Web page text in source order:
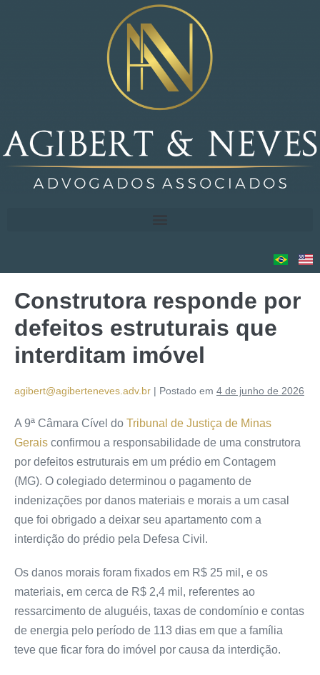
Construtora responde por
defeitos estruturais que
interditam imóvel
agibert@agiberteneves.adv.br | Postado em 4 de junho de 2026
A 9ª Câmara Cível do Tribunal de Justiça de Minas
Gerais confirmou a responsabilidade de uma construtora
por defeitos estruturais em um prédio em Contagem
(MG). O colegiado determinou o pagamento de
indenizações por danos materiais e morais a um casal
que foi obrigado a deixar seu apartamento com a
interdição do prédio pela Defesa Civil.
Os danos morais foram fixados em R$ 25 mil, e os
materiais, em cerca de R$ 2,4 mil, referentes ao
ressarcimento de aluguéis, taxas de condomínio e contas
de energia pelo período de 113 dias em que a família
teve que ficar fora do imóvel por causa da interdição.